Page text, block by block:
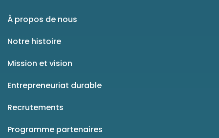
À propos de nous
Notre histoire
Mission et vision
Entrepreneuriat durable
Recrutements
Programme partenaires